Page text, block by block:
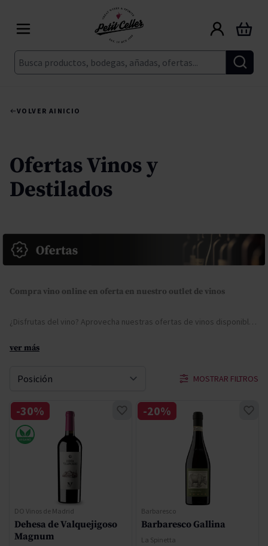
Buscar
Carrito
VOLVER AINICIO
Ofertas Vinos y
Destilados
Compra vino online en oferta en nuestro outlet de vinos
¿Disfrutas del vino? Aprovecha nuestras ofertas de vinos disponibles en
ver más
MOSTRAR FILTROS
Ordenar por
DO Vinos de Madrid
Dehesa de Valquejigoso
Magnum
-30%
Barbaresco
Barbaresco Gallina
La Spinetta
-20%